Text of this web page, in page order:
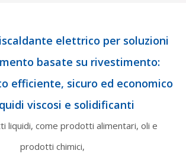
elettrico per soluzioni
basate su rivestimento:
efficiente, sicuro ed economico
viscosi e solidificanti
liquidi, come prodotti alimentari, oli e
prodotti chimici,